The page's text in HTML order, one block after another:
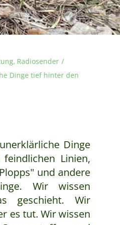
Radiosender
Dinge tief hinter den
Dinge
Linien,
und andere
Wir wissen
geschieht. Wir
es tut. Wir wissen